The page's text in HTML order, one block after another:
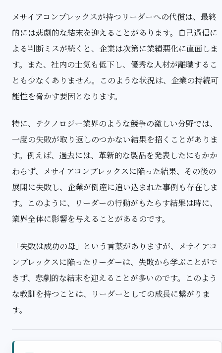
メサイアコンプレックスが持つリーダーへの代償は、最終
的には悲劇的な結末を迎えることがあります。自己過信に
よる判断ミスが続くと、企業は次第に業績悪化に直面しま
す。また、社内の士気も低下し、優秀な人材が離職するこ
とも少なくありません。このような状況は、企業の持続可
能性を脅かす要因となります。
特に、テクノロジー業界のような競争の激しい分野では、
一度の失敗が取り返しのつかない結果を招くことがありま
す。例えば、過去には、革新的な製品を発表したにもかか
わらず、メサイアコンプレックスに陥った結果、その後の
展開に失敗し、企業が倒産に追い込まれた事例も存在しま
す。このように、リーダーの行動がもたらす結果は時に、
業界全体に影響を与えることがあるのです。
「失敗は成功の母」という言葉がありますが、メサイアコ
ンプレックスに陥ったリーダーは、失敗から学ぶことがで
きず、悲劇的な結末を迎えることが多いのです。このよう
な教訓を持つことは、リーダーとしての成長に繋がりま
す。